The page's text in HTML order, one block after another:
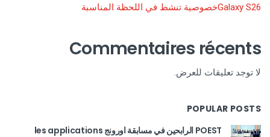
Galaxy S26خصوصية تنشط في اللحظة المناسبة
Commentaires récents
لا توجد تعليقات للعرض.
POPULAR POSTS
POEST الرابحين في مسابقة اورونج les applications